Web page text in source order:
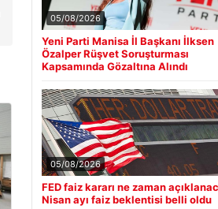
05/08/2026
Yeni Parti Manisa İl Başkanı İlksen
Özalper Rüşvet Soruşturması
Kapsamında Gözaltına Alındı
05/08/2026
FED faiz kararı ne zaman
Nisan ayı faiz beklentisi belli oldu